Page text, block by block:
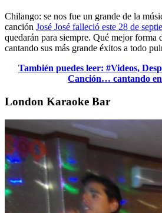
Chilango: se nos fue un grande de la
canción José José falleció este 28 de
quedarán para siempre. Qué mejor forma
cantando sus más grande éxitos a todo
También puedes leer: #Videos,
Canción… cantando
London Karaoke Bar